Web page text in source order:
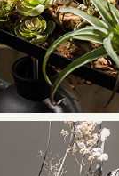
花藝設計 作品攝影